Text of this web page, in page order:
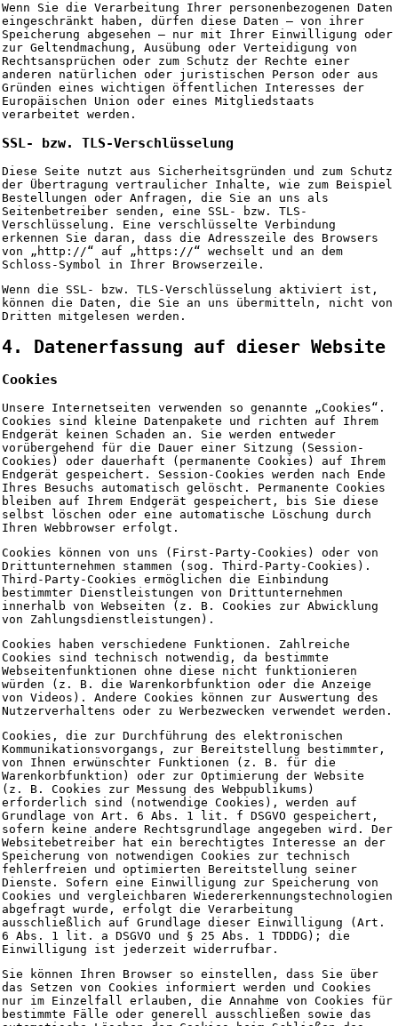
Wenn Sie die Verarbeitung Ihrer personenbezogenen Daten
eingeschränkt haben, dürfen diese Daten – von ihrer
Speicherung abgesehen – nur mit Ihrer Einwilligung oder
zur Geltendmachung, Ausübung oder Verteidigung von
Rechtsansprüchen oder zum Schutz der Rechte einer
anderen natürlichen oder juristischen Person oder aus
Gründen eines wichtigen öffentlichen Interesses der
Europäischen Union oder eines Mitgliedstaats
verarbeitet werden.
SSL- bzw. TLS-Verschlüsselung
Diese Seite nutzt aus Sicherheitsgründen und zum Schutz
der Übertragung vertraulicher Inhalte, wie zum Beispiel
Bestellungen oder Anfragen, die Sie an uns als
Seitenbetreiber senden, eine SSL- bzw. TLS-
Verschlüsselung. Eine verschlüsselte Verbindung
erkennen Sie daran, dass die Adresszeile des Browsers
von „http://“ auf „https://“ wechselt und an dem
Schloss-Symbol in Ihrer Browserzeile.
Wenn die SSL- bzw. TLS-Verschlüsselung aktiviert ist,
können die Daten, die Sie an uns übermitteln, nicht von
Dritten mitgelesen werden.
4. Datenerfassung auf dieser Website
Cookies
Unsere Internetseiten verwenden so genannte „Cookies“.
Cookies sind kleine Datenpakete und richten auf Ihrem
Endgerät keinen Schaden an. Sie werden entweder
vorübergehend für die Dauer einer Sitzung (Session-
Cookies) oder dauerhaft (permanente Cookies) auf Ihrem
Endgerät gespeichert. Session-Cookies werden nach Ende
Ihres Besuchs automatisch gelöscht. Permanente Cookies
bleiben auf Ihrem Endgerät gespeichert, bis Sie diese
selbst löschen oder eine automatische Löschung durch
Ihren Webbrowser erfolgt.
Cookies können von uns (First-Party-Cookies) oder von
Drittunternehmen stammen (sog. Third-Party-Cookies).
Third-Party-Cookies ermöglichen die Einbindung
bestimmter Dienstleistungen von Drittunternehmen
innerhalb von Webseiten (z. B. Cookies zur Abwicklung
von Zahlungsdienstleistungen).
Cookies haben verschiedene Funktionen. Zahlreiche
Cookies sind technisch notwendig, da bestimmte
Webseitenfunktionen ohne diese nicht funktionieren
würden (z. B. die Warenkorbfunktion oder die Anzeige
von Videos). Andere Cookies können zur Auswertung des
Nutzerverhaltens oder zu Werbezwecken verwendet werden.
Cookies, die zur Durchführung des elektronischen
Kommunikationsvorgangs, zur Bereitstellung bestimmter,
von Ihnen erwünschter Funktionen (z. B. für die
Warenkorbfunktion) oder zur Optimierung der Website
(z. B. Cookies zur Messung des Webpublikums)
erforderlich sind (notwendige Cookies), werden auf
Grundlage von Art. 6 Abs. 1 lit. f DSGVO gespeichert,
sofern keine andere Rechtsgrundlage angegeben wird. Der
Websitebetreiber hat ein berechtigtes Interesse an der
Speicherung von notwendigen Cookies zur technisch
fehlerfreien und optimierten Bereitstellung seiner
Dienste. Sofern eine Einwilligung zur Speicherung von
Cookies und vergleichbaren Wiedererkennungstechnologien
abgefragt wurde, erfolgt die Verarbeitung
ausschließlich auf Grundlage dieser Einwilligung (Art.
6 Abs. 1 lit. a DSGVO und § 25 Abs. 1 TDDDG); die
Einwilligung ist jederzeit widerrufbar.
Sie können Ihren Browser so einstellen, dass Sie über
das Setzen von Cookies informiert werden und Cookies
nur im Einzelfall erlauben, die Annahme von Cookies für
bestimmte Fälle oder generell ausschließen sowie das